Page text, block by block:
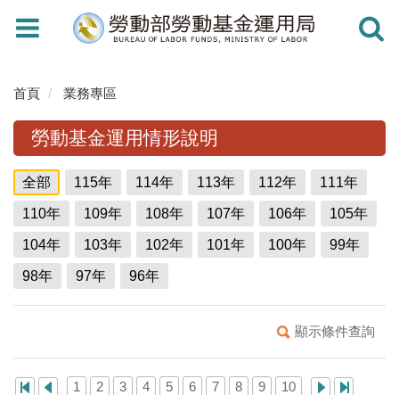
Toggle
navigation
Toggle
首頁 業務專區
勞動基金運用情形說明
全部 115年 114年 113年 112年 111年
110年 109年 108年 107年 106年 105年
104年 103年 102年 101年 100年 99年
98年 97年 96年
顯示條件查詢
1 2 3 4 5 6 7 8 9 10